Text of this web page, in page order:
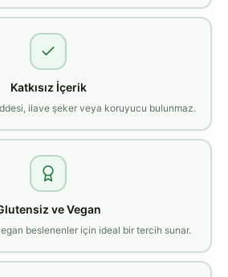
Katkısız İçerik
ilave şeker veya koruyucu bulunmaz.
ve Vegan
beslenenler için ideal bir tercih sunar.